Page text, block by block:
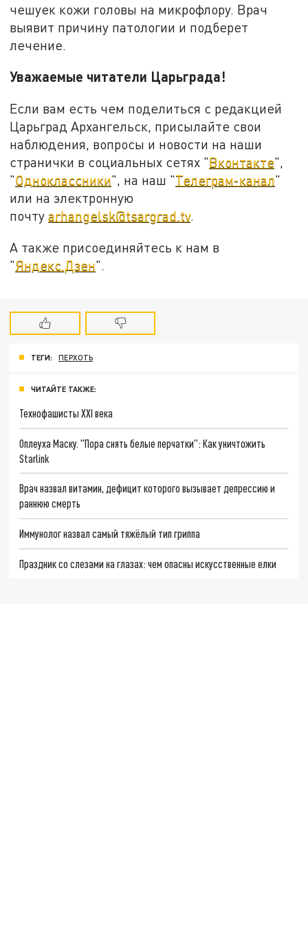
чешуек кожи головы на микрофлору. Врач
выявит причину патологии и подберет
лечение.
Уважаемые читатели Царьграда!
Если вам есть чем поделиться с редакцией
Царьград Архангельск, присылайте свои
наблюдения, вопросы и новости на наши
странички в социальных сетях "Вконтакте",
"Одноклассники", на наш "Телеграм-канал"
или на электронную
почтуarhangelsk@tsargrad.tv.
А также присоединяйтесь к нам в
"Яндекс.Дзен".
ТЕГИ: ПЕРХОТЬ
ЧИТАЙТЕ ТАКЖЕ:
Технофашисты XXI века
Оплеуха Маску. "Пора снять белые перчатки": Как уничтожить
Starlink
Врач назвал витамин, дефицит которого вызывает депрессию и
раннюю смерть
Иммунолог назвал самый тяжёлый тип гриппа
Праздник со слезами на глазах: чем опасны искусственные елки